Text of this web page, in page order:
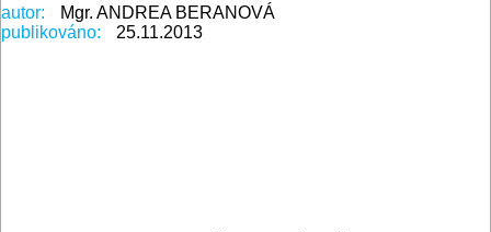
autor:
Mgr. ANDREA BERANOVÁ
publikováno:
25.11.2013